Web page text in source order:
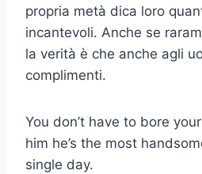
propria metà dica loro
incantevoli. Anche se
la verità è che anche agli
complimenti.
You don’t have to bore
him he’s the most
single day.